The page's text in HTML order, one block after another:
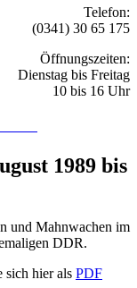
Telefon:
(0341) 30 65 175
Öffnungszeiten:
Dienstag bis Freitag
10 bis 16 Uhr
1989 bis
und Mahnwachen im
DDR.
sich hier als PDF